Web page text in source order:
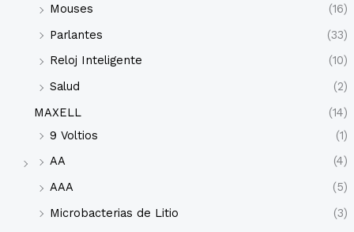
Mouses
(16)
Parlantes
(33)
Reloj Inteligente
(10)
Salud
(2)
MAXELL
(14)
9 Voltios
(1)
AA
(4)
AAA
(5)
Microbacterias de Litio
(3)